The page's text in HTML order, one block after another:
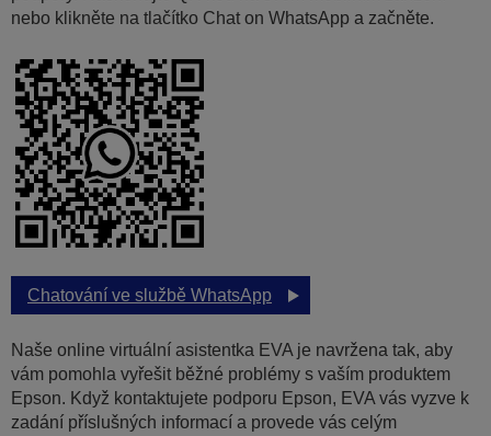
nebo klikněte na tlačítko Chat on WhatsApp a začněte.
Chatování ve službě WhatsApp
Naše online virtuální asistentka EVA je navržena tak, aby
vám pomohla vyřešit běžné problémy s vaším produktem
Epson. Když kontaktujete podporu Epson, EVA vás vyzve k
zadání příslušných informací a provede vás celým